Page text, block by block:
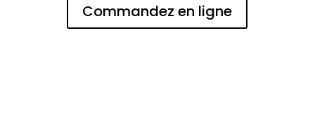
Commandez en ligne